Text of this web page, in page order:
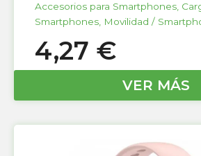
Accesorios para Smartphones,
Smartphones, Movilidad /
4,27 €
VER MÁS